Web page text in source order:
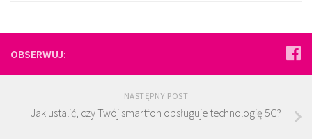
OBSERWUJ:
NASTĘPNY POST
Jak ustalić, czy Twój smartfon obsługuje technologię 5G?